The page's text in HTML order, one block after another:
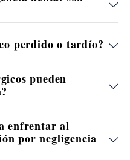
perdido o tardío?
pueden
enfrentar al
por negligencia